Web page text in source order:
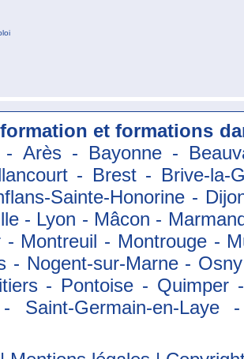
et formations
- Arès - Bayonne -
- Brest - Brive-
Sainte-Honorine -
- Lyon - Mâcon -
- Montreuil - Montrouge -
- Nogent-sur-Marne -
- Pontoise -
- Saint-Germain-en-